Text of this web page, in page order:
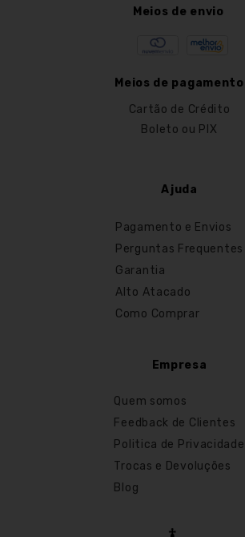
Meios de envio
Meios de pagamento
Cartão de Crédito
Boleto ou PIX
Ajuda
Pagamento e Envios
Perguntas Frequentes
Garantia
Alto Atacado
Como Comprar
Empresa
Quem somos
Feedback de Clientes
Politica de Privacidade
Trocas e Devoluções
Blog